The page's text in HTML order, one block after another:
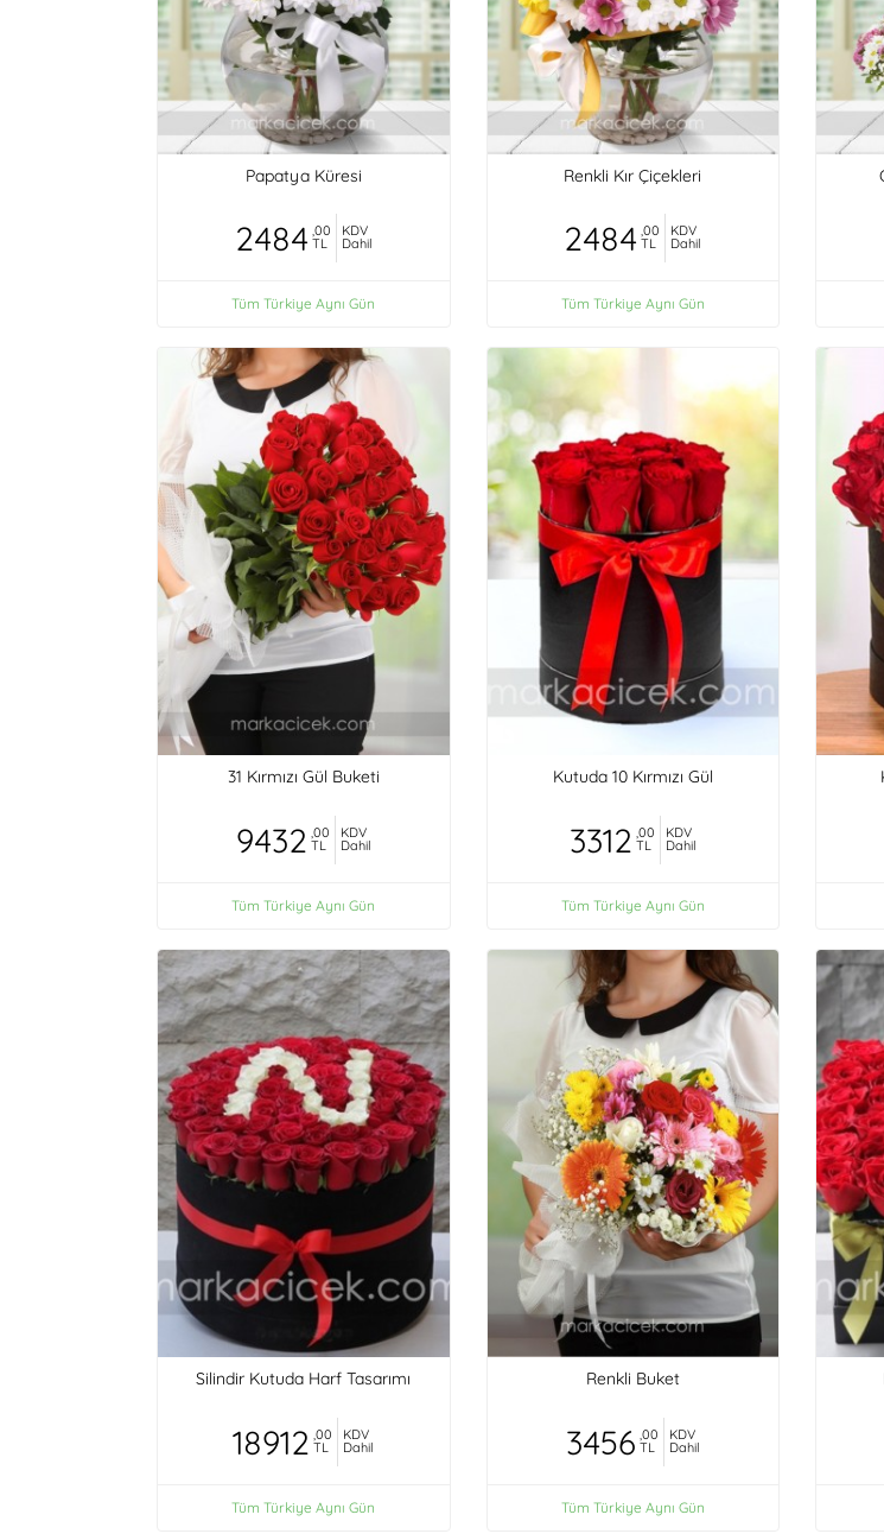
Papatya Küresi
2484 ,00
TL
KDV
Dahil
Tüm Türkiye Aynı Gün
Renkli Kır Çiçekleri
2484 ,00
TL
KDV
Dahil
Tüm Türkiye Aynı Gün
31 Kırmızı Gül Buketi
9432 ,00
TL
KDV
Dahil
Tüm Türkiye Aynı Gün
Kutuda 10 Kırmızı Gül
3312 ,00
TL
KDV
Dahil
Tüm Türkiye Aynı Gün
Silindir Kutuda Harf Tasarımı
18912 ,00
TL
KDV
Dahil
Tüm Türkiye Aynı Gün
Renkli Buket
3456 ,00
TL
KDV
Dahil
Tüm Türkiye Aynı Gün